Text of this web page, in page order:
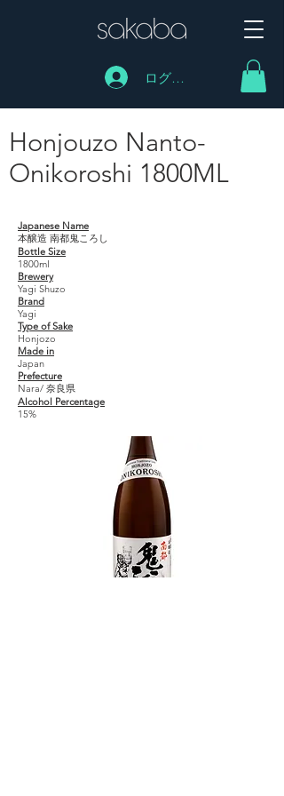
ログイン
Honjouzo Nanto-
Onikoroshi 1800ML
Japanese Name
本醸造 南都鬼ころし
Bottle Size
1800ml
Brewery
Yagi Shuzo
Brand
Yagi
Type of Sake
Honjozo
Made in
Japan
Prefecture
Nara/ 奈良県
Alcohol Percentage
15%